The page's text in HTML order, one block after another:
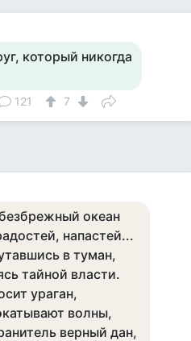
который никогда
121 7
океан
напастей...​
в туман,​
тайной власти.​
ураган,​
волны,​
верный дан,​